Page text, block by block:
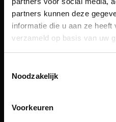
partners kunnen deze
informatie die u aan ze
verzameld op basis van uw
Noodzakelijk
Voorkeuren
Maatwerk
Een exclusieve
beleving, waar
Spuiterij